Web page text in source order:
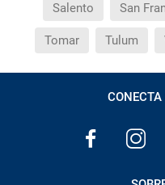
Salento San
Tomar Tulum
CONECTA